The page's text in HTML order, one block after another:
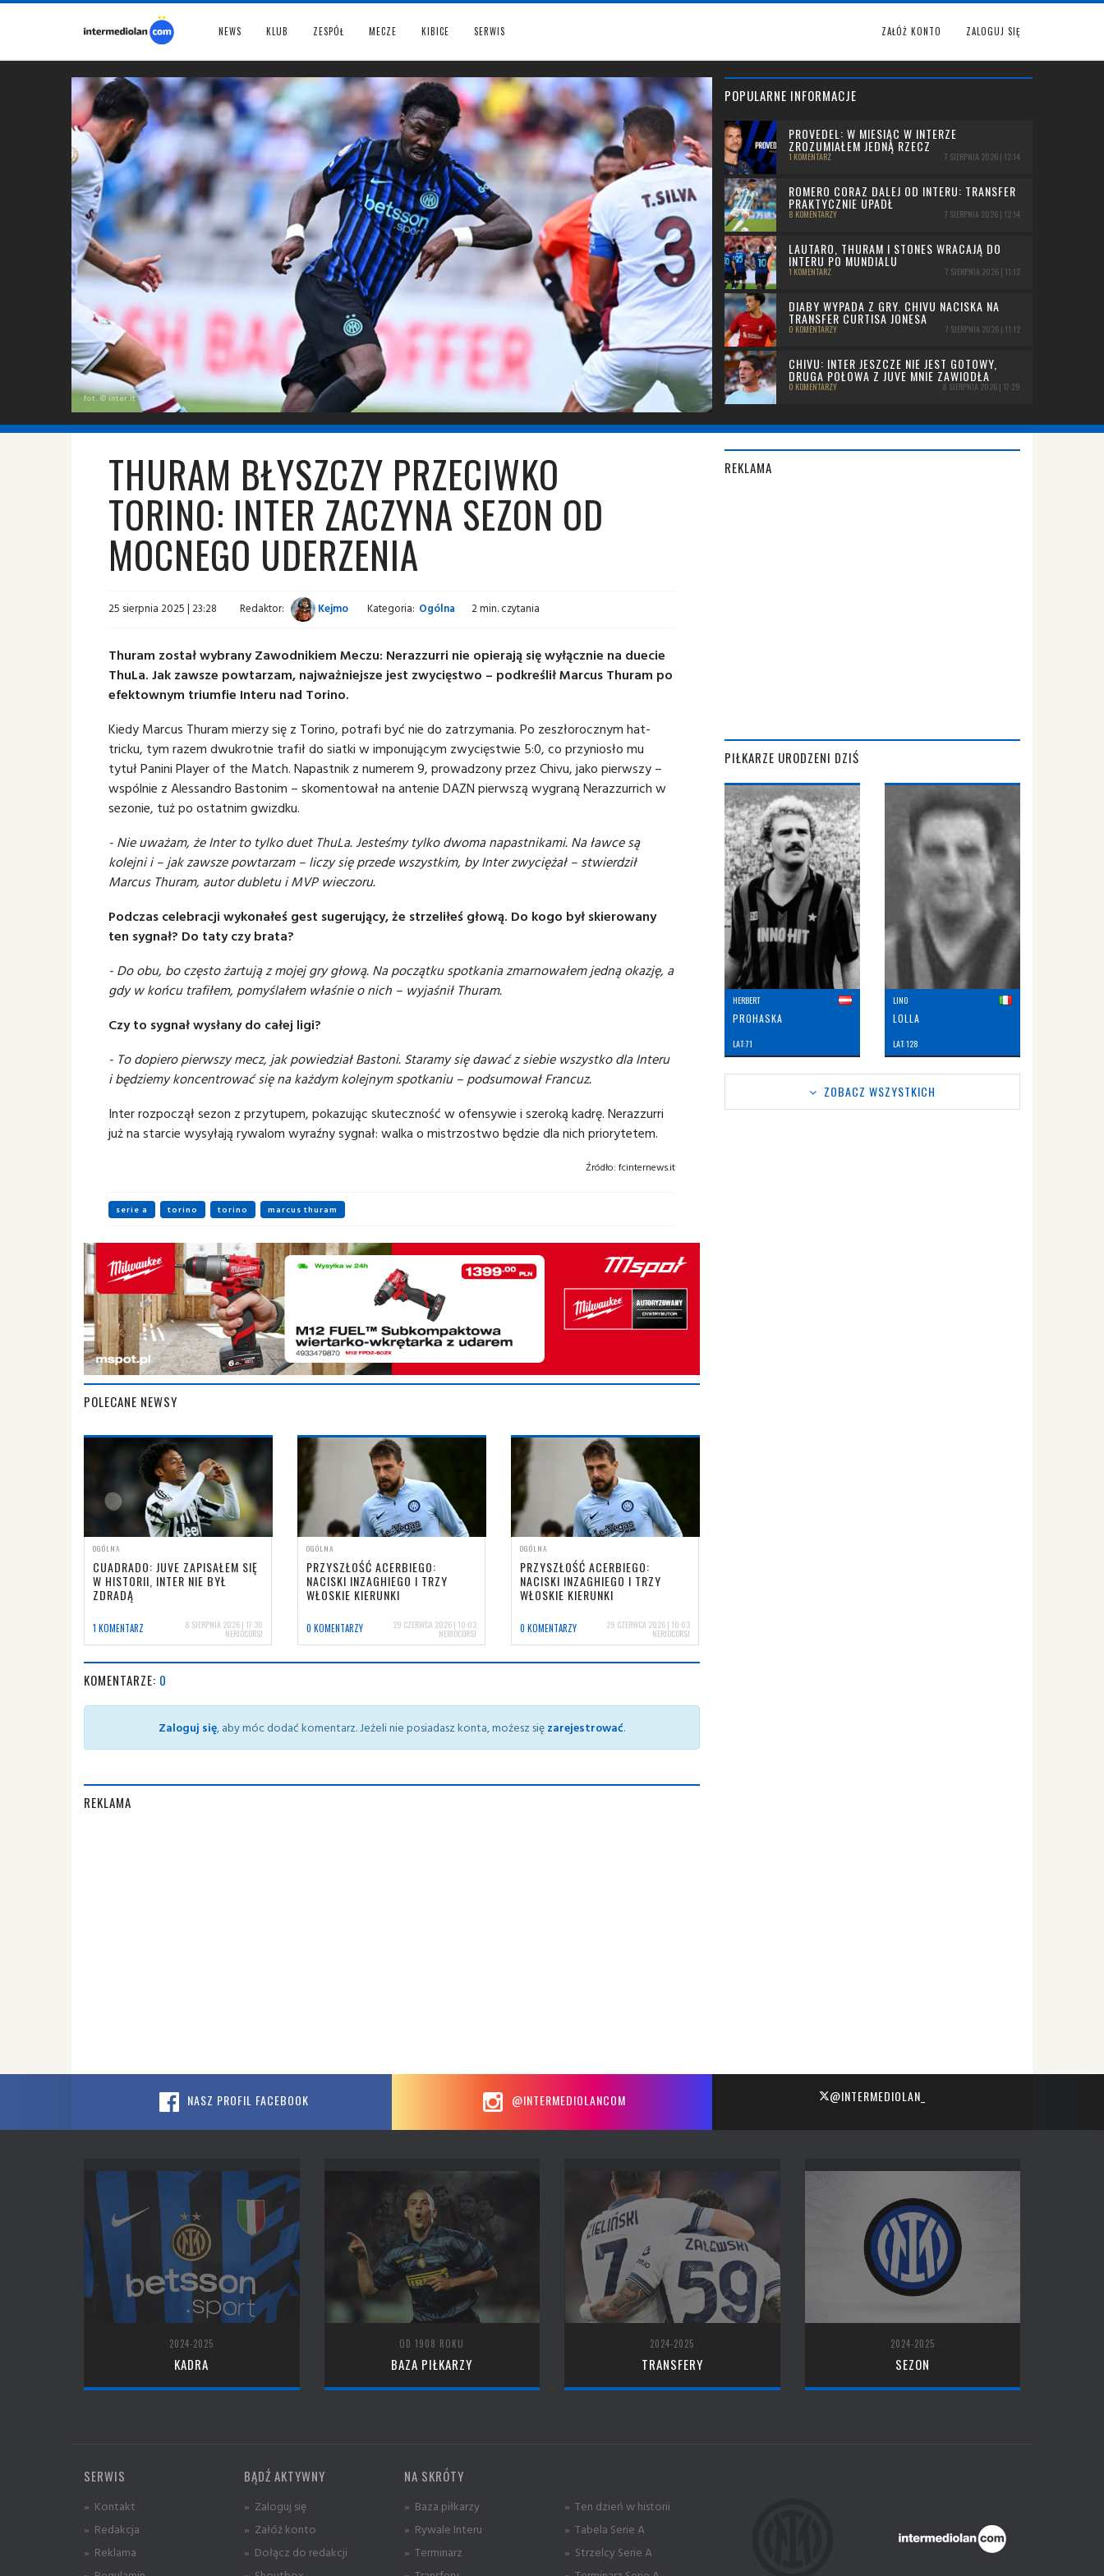
NEWS KLUB ZESPÓŁ MECZE KIBICE SERWIS ZAŁÓŻ KONTO ZALOGUJ SIĘ
fot. © inter.it
POPULARNE INFORMACJE
PROVEDEL: W MIESIĄC W INTERZE
ZROZUMIAŁEM JEDNĄ RZECZ
1 KOMENTARZ 7 SIERPNIA 2026 | 12:14
ROMERO CORAZ DALEJ OD INTERU: TRANSFER
PRAKTYCZNIE UPADŁ
8 KOMENTARZY 7 SIERPNIA 2026 | 12:14
LAUTARO, THURAM I STONES WRACAJĄ DO
INTERU PO MUNDIALU
1 KOMENTARZ 7 SIERPNIA 2026 | 11:12
DIABY WYPADA Z GRY. CHIVU NACISKA NA
TRANSFER CURTISA JONESA
0 KOMENTARZY 7 SIERPNIA 2026 | 11:12
CHIVU: INTER JESZCZE NIE JEST GOTOWY,
DRUGA POŁOWA Z JUVE MNIE ZAWIODŁA
0 KOMENTARZY 8 SIERPNIA 2026 | 17:29
THURAM BŁYSZCZY PRZECIWKO
TORINO: INTER ZACZYNA SEZON OD
MOCNEGO UDERZENIA
25 sierpnia 2025 | 23:28 Redaktor: Kejmo Kategoria: Ogólna 2 min. czytania
Thuram został wybrany Zawodnikiem Meczu: Nerazzurri nie opierają się wyłącznie na duecie
ThuLa. Jak zawsze powtarzam, najważniejsze jest zwycięstwo – podkreślił Marcus Thuram po
efektownym triumfie Interu nad Torino.
Kiedy Marcus Thuram mierzy się z Torino, potrafi być nie do zatrzymania. Po zeszłorocznym hat-
tricku, tym razem dwukrotnie trafił do siatki w imponującym zwycięstwie 5:0, co przyniosło mu
tytuł Panini Player of the Match. Napastnik z numerem 9, prowadzony przez Chivu, jako pierwszy –
wspólnie z Alessandro Bastonim – skomentował na antenie DAZN pierwszą wygraną Nerazzurrich w
sezonie, tuż po ostatnim gwizdku.
- Nie uważam, że Inter to tylko duet ThuLa. Jesteśmy tylko dwoma napastnikami. Na ławce są
kolejni i – jak zawsze powtarzam – liczy się przede wszystkim, by Inter zwyciężał – stwierdził
Marcus Thuram, autor dubletu i MVP wieczoru.
Podczas celebracji wykonałeś gest sugerujący, że strzeliłeś głową. Do kogo był skierowany
ten sygnał? Do taty czy brata?
- Do obu, bo często żartują z mojej gry głową. Na początku spotkania zmarnowałem jedną okazję, a
gdy w końcu trafiłem, pomyślałem właśnie o nich – wyjaśnił Thuram.
Czy to sygnał wysłany do całej ligi?
- To dopiero pierwszy mecz, jak powiedział Bastoni. Staramy się dawać z siebie wszystko dla Interu
i będziemy koncentrować się na każdym kolejnym spotkaniu – podsumował Francuz.
Inter rozpoczął sezon z przytupem, pokazując skuteczność w ofensywie i szeroką kadrę. Nerazzurri
już na starcie wysyłają rywalom wyraźny sygnał: walka o mistrzostwo będzie dla nich priorytetem.
Źródło: fcinternews.it
serie a torino torino marcus thuram
POLECANE NEWSY
OGÓLNA
CUADRADO: JUVE ZAPISAŁEM SIĘ
W HISTORII, INTER NIE BYŁ
ZDRADĄ
1 KOMENTARZ 8 SIERPNIA 2026 | 17:30
NERIOCORSI
OGÓLNA
PRZYSZŁOŚĆ ACERBIEGO:
NACISKI INZAGHIEGO I TRZY
WŁOSKIE KIERUNKI
0 KOMENTARZY 29 CZERWCA 2026 | 10:03
NERIOCORSI
OGÓLNA
PRZYSZŁOŚĆ ACERBIEGO:
NACISKI INZAGHIEGO I TRZY
WŁOSKIE KIERUNKI
0 KOMENTARZY 29 CZERWCA 2026 | 10:03
NERIOCORSI
KOMENTARZE: 0
Zaloguj się, aby móc dodać komentarz. Jeżeli nie posiadasz konta, możesz sięzarejestrować.
REKLAMA
REKLAMA
PIŁKARZE URODZENI DZIŚ
HERBERT
PROHASKA
LAT: 71
LINO
LOLLA
LAT: 128
ZOBACZ WSZYSTKICH
NASZ PROFIL FACEBOOK @INTERMEDIOLANCOM @INTERMEDIOLAN_
2024-2025
KADRA
OD 1908 ROKU
BAZA PIŁKARZY
2024-2025
TRANSFERY
2024-2025
SEZON
SERWIS
» Kontakt
» Redakcja
» Reklama
BĄDŹ AKTYWNY
» Zaloguj się
» Załóż konto
» Dołącz do redakcji
NA SKRÓTY
» Baza piłkarzy
» Rywale Interu
» Terminarz
» Ten dzień w historii
» Tabela Serie A
» Strzelcy Serie A